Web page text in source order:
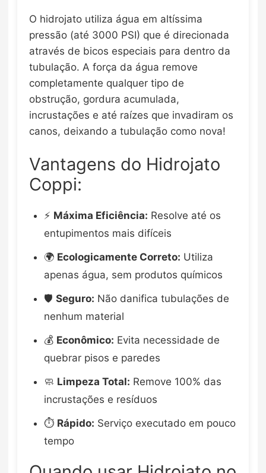
O hidrojato utiliza água em altíssima
pressão (até 3000 PSI) que é direcionada
através de bicos especiais para dentro da
tubulação. A força da água remove
completamente qualquer tipo de
obstrução, gordura acumulada,
incrustações e até raízes que invadiram os
canos, deixando a tubulação como nova!
Vantagens do Hidrojato
Coppi:
⚡ Máxima Eficiência: Resolve até os
entupimentos mais difíceis
🌍 Ecologicamente Correto: Utiliza
apenas água, sem produtos químicos
🛡️ Seguro: Não danifica tubulações de
nenhum material
💰 Econômico: Evita necessidade de
quebrar pisos e paredes
🧼 Limpeza Total: Remove 100% das
incrustações e resíduos
⏱️ Rápido: Serviço executado em pouco
tempo